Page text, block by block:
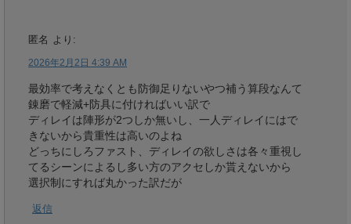
匿名 より:
2026年2月2日 4:39 AM
最効率で考えなくとも防御足りないやつ補う算段なんて
錬磨で軽減+防具に付ければいい訳で
ディレイは陣形が2つしか無いし、一人ディレイにはで
きないから貴重性は高いのよね
どっちにしろファスト、ディレイの欲しさは各々重視し
てるシーンによるし多い方のアクセしか貰えないから
選択制にすれば丸かった訳だが
返信